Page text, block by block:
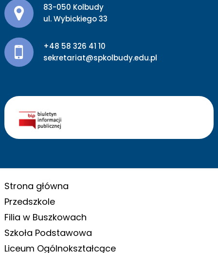
Adres pocztowy:
83-050 Kolbudy
ul. Wybickiego 33
+48 58 326 41 10
sekretariat@spkolbudy.edu.pl
Strona główna
Przedszkole
Filia w Buszkowach
Szkoła Podstawowa
Liceum Ogólnokształcące